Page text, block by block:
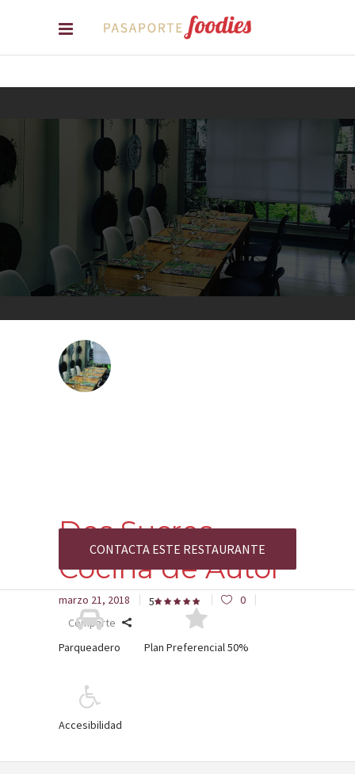
Dos Sucres
Cocina de Autor
marzo 21, 2018 5
0
Comparte
CONTACTA ESTE RESTAURANTE
Parqueadero Plan Preferencial 50%
Accesibilidad